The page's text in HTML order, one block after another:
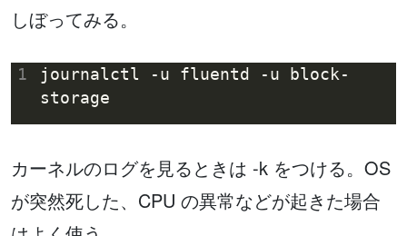
しぼってみる。
1
journalctl -u fluentd -u block-
カーネルのログを見るときは -k をつける。OS
が突然死した、CPU の異常などが起きた場合